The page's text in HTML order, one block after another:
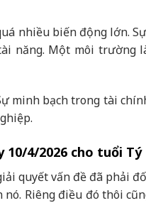
nhiều biến động lớn.
năng. Một môi trường
minh bạch trong tài
10/4/2026 cho tuổi Tý
quyết vấn đề đã phải
Riêng điều đó thôi